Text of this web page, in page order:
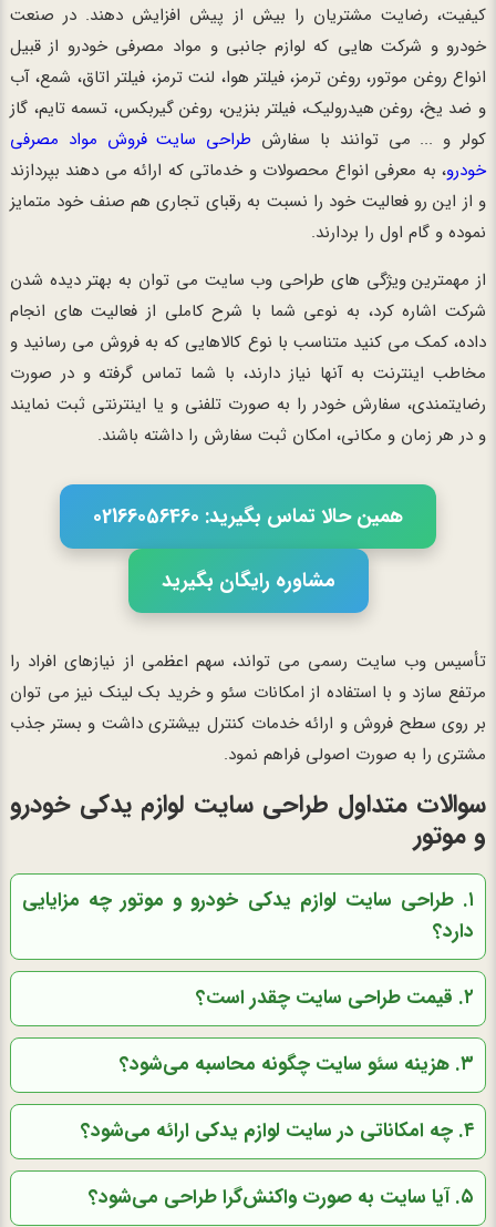
کیفیت، رضایت مشتریان را بیش از پیش افزایش دهند. در صنعت
خودرو و شرکت هایی که لوازم جانبی و مواد مصرفی خودرو از قبیل
انواع روغن موتور، روغن ترمز، فیلتر هوا، لنت ترمز، فیلتر اتاق، شمع، آب
و ضد یخ، روغن هیدرولیک، فیلتر بنزین، روغن گیربکس، تسمه تایم، گاز
کولر و ... می توانند با سفارش طراحی سایت فروش مواد مصرفی
خودرو، به معرفی انواع محصولات و خدماتی که ارائه می دهند بپردازند
و از این رو فعالیت خود را نسبت به رقبای تجاری هم صنف خود متمایز
نموده و گام اول را بردارند.
از مهمترین ویژگی های طراحی وب سایت می توان به بهتر دیده شدن
شرکت اشاره کرد، به نوعی شما با شرح کاملی از فعالیت های انجام
داده، کمک می کنید متناسب با نوع کالاهایی که به فروش می رسانید و
مخاطب اینترنت به آنها نیاز دارند، با شما تماس گرفته و در صورت
رضایتمندی، سفارش خودر را به صورت تلفنی و یا اینترنتی ثبت نمایند
و در هر زمان و مکانی، امکان ثبت سفارش را داشته باشند.
همین حالا تماس بگیرید: 02166056460
مشاوره رایگان بگیرید
تأسیس وب سایت رسمی می تواند، سهم اعظمی از نیازهای افراد را
مرتفع سازد و با استفاده از امکانات سئو و خرید بک لینک نیز می توان
بر روی سطح فروش و ارائه خدمات کنترل بیشتری داشت و بستر جذب
مشتری را به صورت اصولی فراهم نمود.
سوالات متداول طراحی سایت لوازم یدکی خودرو
و موتور
۱. طراحی سایت لوازم یدکی خودرو و موتور چه مزایایی
دارد؟
۲. قیمت طراحی سایت چقدر است؟
۳. هزینه سئو سایت چگونه محاسبه می‌شود؟
۴. چه امکاناتی در سایت لوازم یدکی ارائه می‌شود؟
۵. آیا سایت به صورت واکنش‌گرا طراحی می‌شود؟